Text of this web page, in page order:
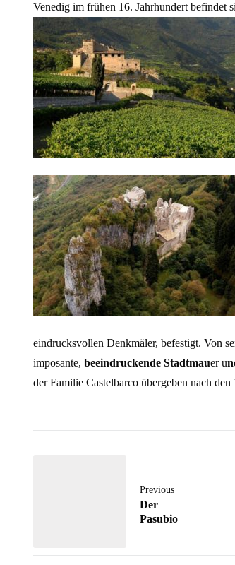
Venedig im frühen 16. Jahrhundert befindet
eindrucksvollen Denkmäler, befestigt. Von
imposante, beeindruckende Stadtmauer u
der Familie Castelbarco übergeben nach
Previous
Der
Pasubio